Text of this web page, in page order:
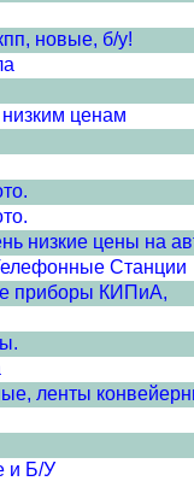
новые, б/у!
ценам
низкие цены на
Станции
приборы КИПиА,
ленты
и Б/У